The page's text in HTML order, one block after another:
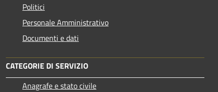
Politici
Personale Amministrativo
Documenti e dati
CATEGORIE DI SERVIZIO
Anagrafe e stato civile